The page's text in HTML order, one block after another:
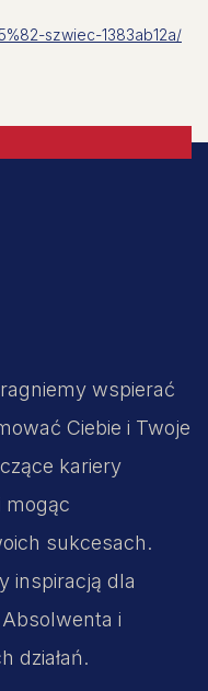
szwiec-1383ab12a/
wspierać
Ciebie i Twoje
kariery
mogąc
sukcesach.
inspiracją dla
i
działań.